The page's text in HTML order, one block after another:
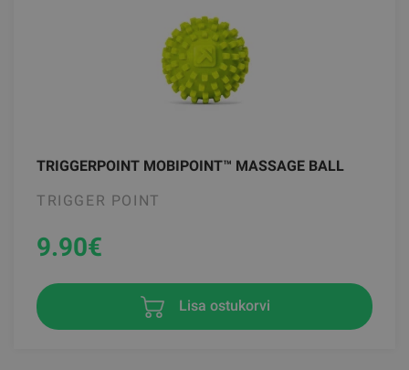
TRIGGERPOINT MOBIPOINT™ MASSAGE BALL
TRIGGER POINT
9.90€
Lisa ostukorvi